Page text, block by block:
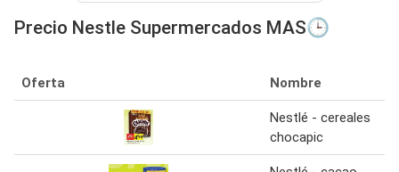
Precio Nestle Supermercados MAS🕒
Oferta Nombre
Nestlé - cereales
chocapic